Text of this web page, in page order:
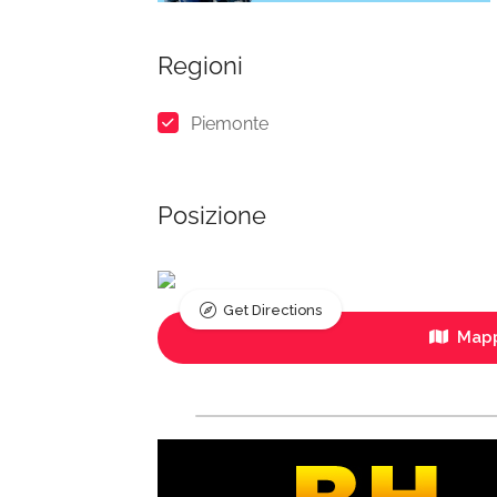
Regioni
Piemonte
Posizione
Get Directions